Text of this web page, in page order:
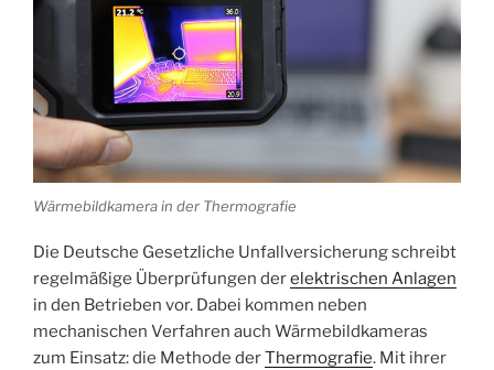
Wärmebildkamera in der Thermografie
Die Deutsche Gesetzliche Unfallversicherung schreibt
regelmäßige Überprüfungen derelektrischen Anlagen
in den Betrieben vor. Dabei kommen neben
mechanischen Verfahren auch Wärmebildkameras
zum Einsatz: die Methode derThermografie. Mit ihrer